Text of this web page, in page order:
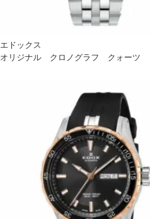
エドックス
オリジナル クロノグラフ クォーツ